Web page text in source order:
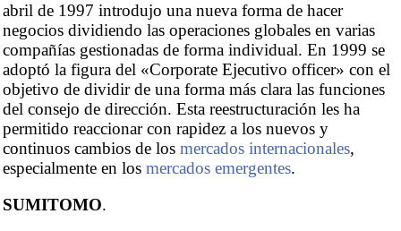
abril de 1997 introdujo una nueva forma de hacer
negocios dividiendo las operaciones globales en varias
compañías gestionadas de forma individual. En 1999 se
adoptó la figura del «Corporate Ejecutivo officer» con el
objetivo de dividir de una forma más clara las funciones
del consejo de dirección. Esta reestructuración les ha
permitido reaccionar con rapidez a los nuevos y
continuos cambios de los mercados internacionales,
especialmente en los mercados emergentes.
SUMITOMO.